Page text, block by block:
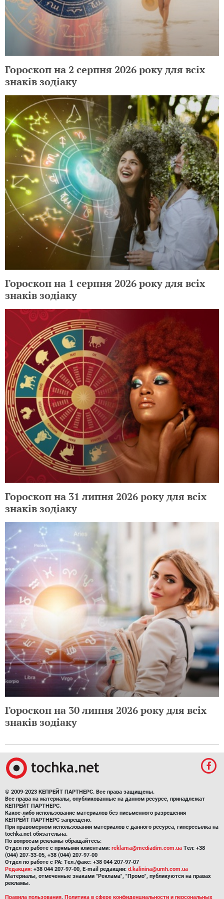
Гороскоп на 2 серпня 2026 року для всіх
знаків зодіаку
Гороскоп на 1 серпня 2026 року для всіх
знаків зодіаку
Гороскоп на 31 липня 2026 року для всіх
знаків зодіаку
Гороскоп на 30 липня 2026 року для всіх
знаків зодіаку
© 2009-2023 КЕПРЕЙТ ПАРТНЕРС. Все права защищены.
Все права на материалы, опубликованные на данном ресурсе, принадлежат
КЕПРЕЙТ ПАРТНЕРС.
Какое-либо использование материалов без письменного разрешения
КЕПРЕЙТ ПАРТНЕРС запрещено.
При правомерном использовании материалов с данного ресурса, гиперссылка на
tochka.net обязательна.
По вопросам рекламы обращайтесь:
Отдел по работе с прямыми клиентами: reklama@mediadim.com.ua Тел: +38
(044) 207-33-05, +38 (044) 207-97-00
Отдел по работе с РА: Тел./факс: +38 044 207-97-07
Редакция: +38 044 207-97-00, E-mail редакции: d.kalinina@umh.com.ua
Материалы, отмеченные знаками "Реклама", "Промо", публикуются на правах
рекламы.
Правила пользования, Политика в сфере конфиденциальности и персональных